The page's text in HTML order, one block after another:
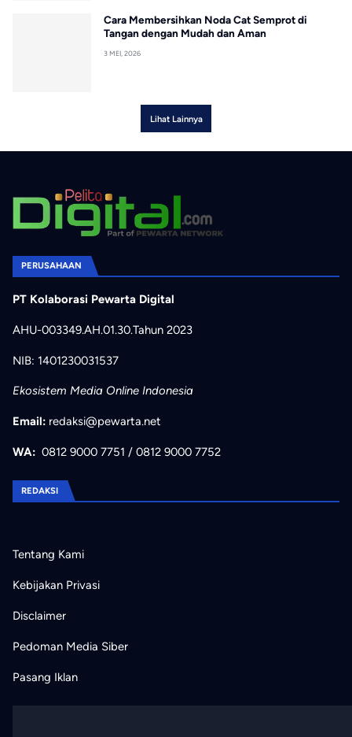
Cara Membersihkan Noda Cat Semprot di
Tangan dengan Mudah dan Aman
3 MEI, 2026
Lihat Lainnya
PERUSAHAAN
PT Kolaborasi Pewarta Digital
AHU-003349.AH.01.30.Tahun 2023
NIB: 1401230031537
Ekosistem Media Online Indonesia
Email: redaksi@pewarta.net
WA: 0812 9000 7751 / 0812 9000 7752
REDAKSI
Tentang Kami
Kebijakan Privasi
Disclaimer
Pedoman Media Siber
Pasang Iklan